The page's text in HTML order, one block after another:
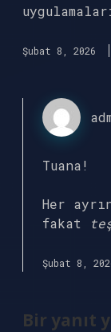
Şubat 8, 2026
Tuana!
Her
fakat
Şubat 8,
Bir yanıt